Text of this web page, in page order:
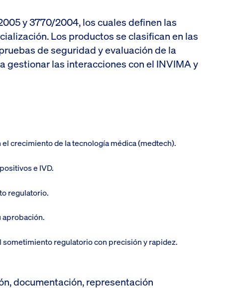
y 3770/2004, los cuales definen las
Los productos se clasifican en las
de seguridad y evaluación de la
las interacciones con el INVIMA y
crecimiento de la tecnología médica (medtech).
e IVD.
regulatorio.
aprobación.
regulatorio con precisión y rapidez.
documentación, representación